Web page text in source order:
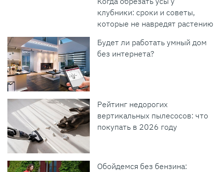
клубники: сроки и советы,
которые не навредят растению
Будет ли работать умный дом
без интернета?
Рейтинг недорогих
вертикальных пылесосов: что
покупать в 2026 году
Обойдемся без бензина: